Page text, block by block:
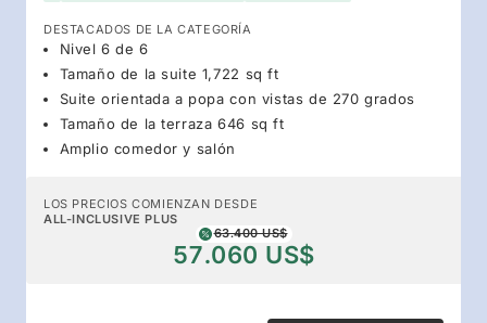
DESTACADOS DE LA CATEGORÍA
Nivel 6 de 6
Tamaño de la suite 1,722 sq ft
Suite orientada a popa con vistas de 270 grados
Tamaño de la terraza 646 sq ft
Amplio comedor y salón
LOS PRECIOS COMIENZAN DESDE
ALL-INCLUSIVE PLUS
63.400 US$
57.060 US$